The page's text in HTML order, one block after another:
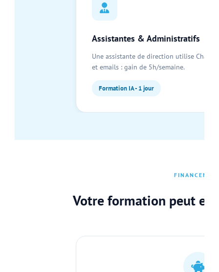
Assistantes & Administratifs
Une assistante de direction utilise
et emails : gain de 5h/semaine.
Formation IA - 1 jour
Votre formation peut